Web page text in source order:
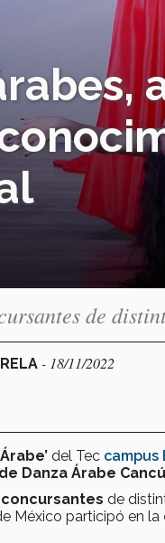
de
- 18/11/2022
del Tec campus
Danza Árabe
de
México participó en la